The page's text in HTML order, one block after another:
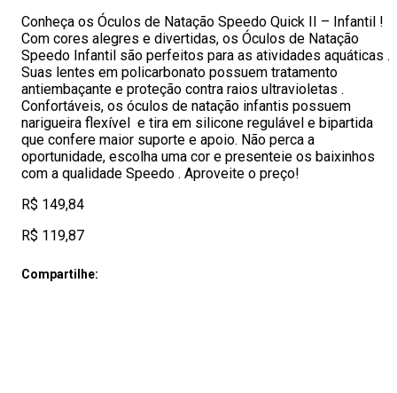
Conheça os Óculos de Natação Speedo Quick II – Infantil !
Com cores alegres e divertidas, os Óculos de Natação
Speedo Infantil são perfeitos para as atividades aquáticas .
Suas lentes em policarbonato possuem tratamento
antiembaçante e proteção contra raios ultravioletas .
Confortáveis, os óculos de natação infantis possuem
narigueira flexível e tira em silicone regulável e bipartida
que confere maior suporte e apoio. Não perca a
oportunidade, escolha uma cor e presenteie os baixinhos
com a qualidade Speedo . Aproveite o preço!
R$ 149,84
R$ 119,87
Compartilhe: